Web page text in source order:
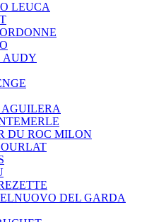
LEUCA
AUDY
DU ROC MILON
DEL GARDA